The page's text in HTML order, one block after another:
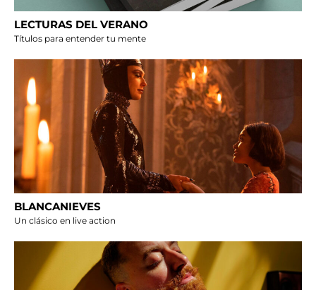
LECTURAS DEL VERANO
Títulos para entender tu mente
BLANCANIEVES
Un clásico en live action